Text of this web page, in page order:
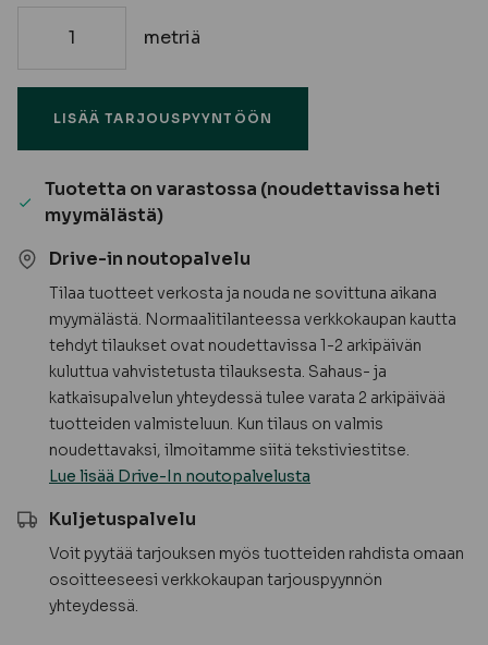
51x300
kertopuupalkki
määrä
metriä
LISÄÄ TARJOUSPYYNTÖÖN
Tuotetta on varastossa (noudettavissa heti
myymälästä)
Drive-in noutopalvelu
Tilaa tuotteet verkosta ja nouda ne sovittuna aikana
myymälästä. Normaalitilanteessa verkkokaupan kautta
tehdyt tilaukset ovat noudettavissa 1-2 arkipäivän
kuluttua vahvistetusta tilauksesta. Sahaus- ja
katkaisupalvelun yhteydessä tulee varata 2 arkipäivää
tuotteiden valmisteluun. Kun tilaus on valmis
noudettavaksi, ilmoitamme siitä tekstiviestitse.
Lue lisää Drive-In noutopalvelusta
Kuljetuspalvelu
Voit pyytää tarjouksen myös tuotteiden rahdista omaan
osoitteeseesi verkkokaupan tarjouspyynnön
yhteydessä.